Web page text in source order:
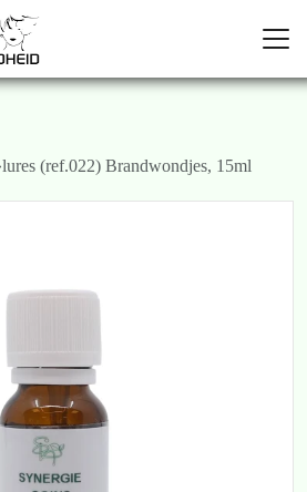
(ref.022) Brandwondjes, 15ml